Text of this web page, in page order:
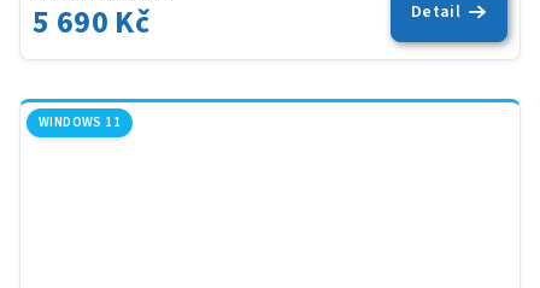
5 690 Kč 5,0
z
5
Detail
WINDOWS 11